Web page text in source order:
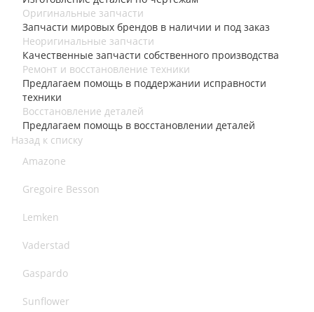
Оригинальные запчасти
Запчасти мировых брендов в наличии и под заказ
Неоригинальные запчасти
Качественные запчасти собственного производства
Ремонт и восстановление техники
Предлагаем помощь в поддержании исправности
техники
Восстановление деталей
Предлагаем помощь в восстановлении деталей
Назад к списку
Amazone
Gregoire Besson
Lemken
Vaderstad
Gaspardo
Sunflower